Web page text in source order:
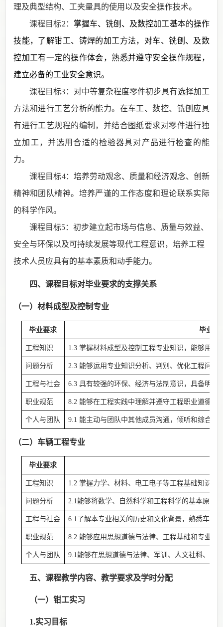
理及典型结构、工夹量具的使用以及安全操作技术。
课程目标2： 掌握车、铣刨、及数控加工基本的操作
技能，了解钳工、铸焊的加工方法，对车、铣刨、及数
控加工有一定的操作体会，熟悉并遵守安全操作规程，
建立必备的工业安全意识。
课程目标3： 对中等复杂程度零件初步具有选择加工
方法和进行工艺分析的能力。在车工、数控、铣刨 应具
有进行工艺规程的编制，并结合图纸要求对零件进行独
立加工，并选用合适的检验器具对产品进行检查的能
力。
课程目标4：培养劳动观念、 质量和经济观念、 创新
精神和团队精神。培养严谨的工作态度和理论联系实际
的科学作风。
课程目标5：初步建立起市场与信息、质量与效益、
安全与环保以及可持续发展等现代工程意识，培养工程
技术人员应具有的基本素质和动手能力。
四、课程目标对毕业要求的支撑关系
（一）材料成型及控制专业
毕业要求 毕业要
工程知识 1.3 掌握材料成型及控制工程专业知识，能够用
问题分析 2.3 能够运用专业知识分析、判别、优化工程问题
工程与社会 6.3 具有较强的环保、经济与法制意识，具备明确
职业规范 8.2 能够在工程实践中理解并遵守工程职业道德和
个人与团队 9.1 能主动与团队中其他成员沟通，倾听和综合
（二） 车辆工程专业
毕业要求
工程知识 1.2 掌握力学、材料、电工电子等工程基础知识
问题分析 2.1能够将数学、自然科学和工程科学的基本原理
工程与社会 6.1 了解本专业相关的历史和文化背景，熟悉车
职业规范 8.2 能够应用思想道德与法律、工程基础和专业
个人与团队 9.1能够在思想道德与法律、军训、人文社科、工
五、课程教学内容、教学要求及学时分配
（一）钳工实习
1.实习目标